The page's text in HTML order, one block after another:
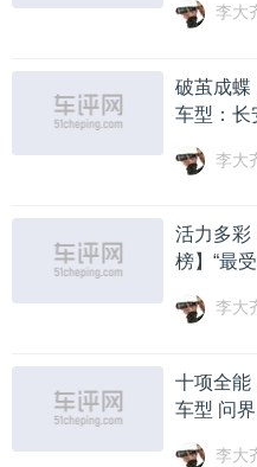
李大
破茧成蝶
车型：长
李大
活力多彩
榜】“最
李大
十项全能
车型 问
李大